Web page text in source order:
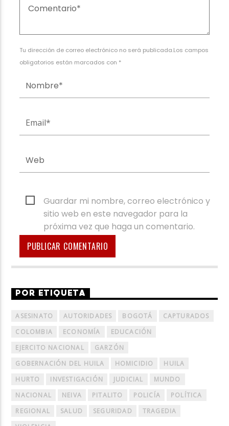
Tu dirección de correo electrónico no será publicada.Los campos
obligatorios están marcados con *
Guardar mi nombre, correo electrónico y
sitio web en este navegador para la
próxima vez que haga un comentario.
POR ETIQUETA
ASESINATO AUTORIDADES BOGOTÁ
CAPTURADOS
COLOMBIA
ECONOMÍA
EDUCACIÓN
EJERCITO NACIONAL
GARZÓN
GOBERNACIÓN DEL HUILA
HOMICIDIO
HUILA
HURTO
INVESTIGACIÓN JUDICIAL
MUNDO
NACIONAL
NEIVA PITALITO POLICÍA
POLÍTICA
REGIONAL
SALUD SEGURIDAD
TRAGEDIA